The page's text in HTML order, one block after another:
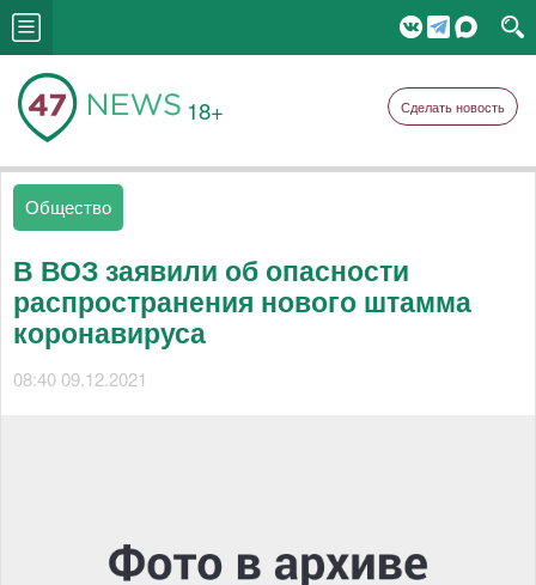
18+ Сделать новость
Общество
В ВОЗ заявили об опасности
распространения нового штамма
коронавируса
08:40 09.12.2021